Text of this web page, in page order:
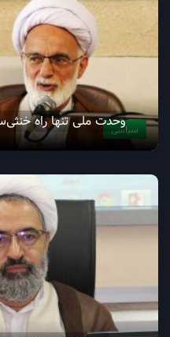
سیاسیوحدت ملی تنها راه